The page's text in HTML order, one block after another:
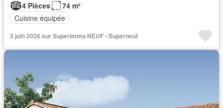
4 Pièces
74 m²
Cuisine équipée
3 juin 2026 sur Superimmo NEUF - Superneuf